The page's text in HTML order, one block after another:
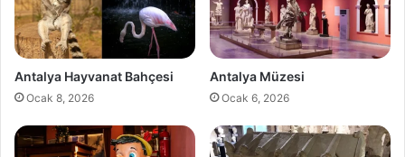
s
i
Antalya Hayvanat Bahçesi
Ocak 8, 2026
Antalya Müzesi
Ocak 6, 2026